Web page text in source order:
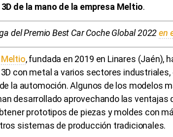
de la mano de la empresa Meltio.
del Premio Best Car Coche Global 2022en
, fundada en 2019 en Linares (Jaén),
con metal a varios sectores industriales,
la automoción. Algunos de los modelos
desarrollado aprovechando las ventajas
prototipos de piezas y moldes con
sistemas de producción tradicionales.